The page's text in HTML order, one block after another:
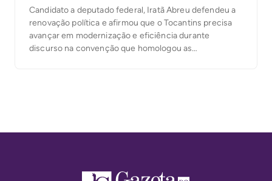
Candidato a deputado federal, Iratã Abreu defendeu a
renovação política e afirmou que o Tocantins precisa
avançar em modernização e eficiência durante
discurso na convenção que homologou as